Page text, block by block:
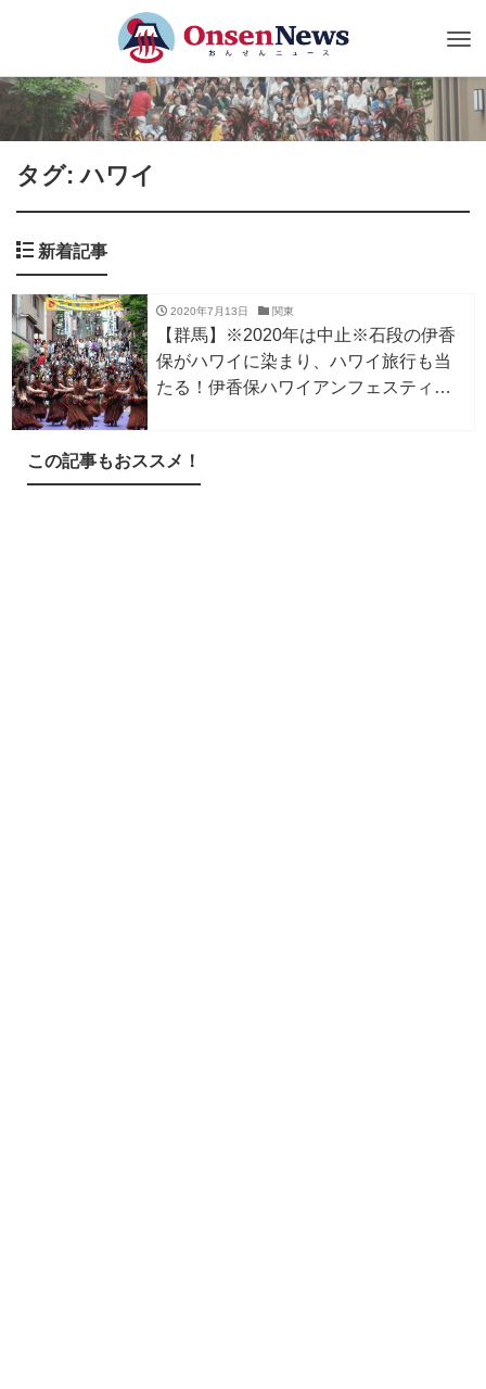
タグ: ハワイ
新着記事
2020年7月13日 関東
【群馬】※2020年は中止※石段の伊香
保がハワイに染まり、ハワイ旅行も当
たる！伊香保ハワイアンフェスティバ
この記事もおススメ！